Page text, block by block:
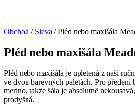
Obchod / Sleva / Pléd nebo maxišála
Pléd nebo maxišála
Pléd nebo maxišála je upletená z naší
ve dvou barevných paletách. Pro předení
merino, takže šála je absolutně
prodyšná.